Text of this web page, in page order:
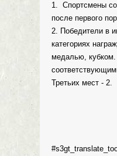
1. Спортсмены
после первого
2. Победители в
категориях
медалью,
Третьих мест - 2.